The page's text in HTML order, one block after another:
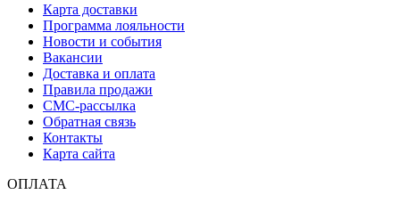
Карта доставки
Программа лояльности
Новости и события
Вакансии
Доставка и оплата
Правила продажи
СМС-рассылка
Обратная связь
Контакты
Карта сайта
ОПЛАТА